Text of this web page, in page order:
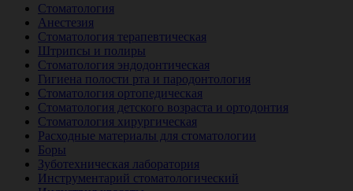
Стоматология
Анестезия
Стоматология терапевтическая
Штрипсы и полиры
Стоматология эндодонтическая
Гигиена полости рта и пародонтология
Стоматология ортопедическая
Стоматология детского возраста и ортодонтия
Стоматология хирургическая
Расходные материалы для стоматологии
Боры
Зуботехническая лаборатория
Инструментарий стоматологический